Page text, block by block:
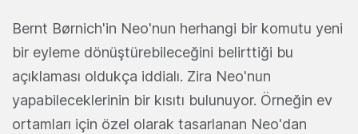
Bernt Børnich'in Neo'nun herhangi bir komutu yeni
bir eyleme dönüştürebileceğini belirttiği bu
açıklaması oldukça iddialı. Zira Neo'nun
yapabileceklerinin bir kısıtı bulunuyor. Örneğin ev
ortamları için özel olarak tasarlanan Neo'dan